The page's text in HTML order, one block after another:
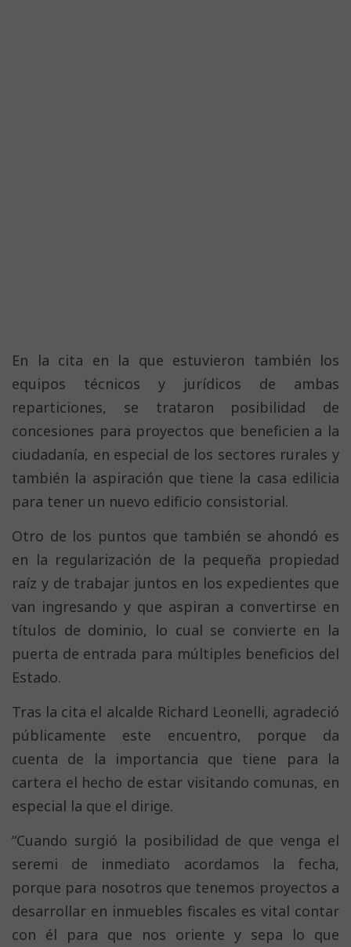
En la cita en la que estuvieron también los
equipos técnicos y jurídicos de ambas
reparticiones, se trataron posibilidad de
concesiones para proyectos que beneficien a la
ciudadanía, en especial de los sectores rurales y
también la aspiración que tiene la casa edilicia
para tener un nuevo edificio consistorial.
Otro de los puntos que también se ahondó es
en la regularización de la pequeña propiedad
raíz y de trabajar juntos en los expedientes que
van ingresando y que aspiran a convertirse en
títulos de dominio, lo cual se convierte en la
puerta de entrada para múltiples beneficios del
Estado.
Tras la cita el alcalde Richard Leonelli, agradeció
públicamente este encuentro, porque da
cuenta de la importancia que tiene para la
cartera el hecho de estar visitando comunas, en
especial la que el dirige.
“Cuando surgió la posibilidad de que venga el
seremi de inmediato acordamos la fecha,
porque para nosotros que tenemos proyectos a
desarrollar en inmuebles fiscales es vital contar
con él para que nos oriente y sepa lo que